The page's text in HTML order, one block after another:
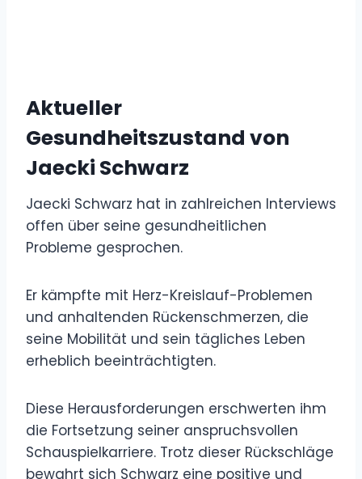
Aktueller
Gesundheitszustand von
Jaecki Schwarz
Jaecki Schwarz hat in zahlreichen Interviews
offen über seine gesundheitlichen
Probleme gesprochen.
Er kämpfte mit Herz-Kreislauf-Problemen
und anhaltenden Rückenschmerzen, die
seine Mobilität und sein tägliches Leben
erheblich beeinträchtigten.
Diese Herausforderungen erschwerten ihm
die Fortsetzung seiner anspruchsvollen
Schauspielkarriere. Trotz dieser Rückschläge
bewahrt sich Schwarz eine positive und